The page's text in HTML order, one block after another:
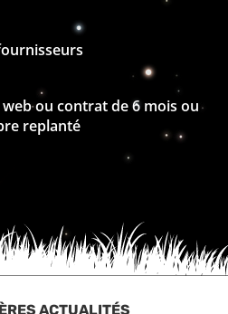
ou contrat de 6 mois ou
replanté
ACTUALITÉS